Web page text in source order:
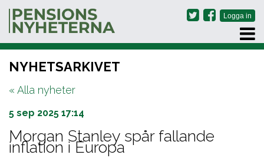
PRENUMERERA
ARKIV
OM OSS
KONTAKT
NYHETSARKIVET
« Alla nyheter
5 sep 2025 17:14
Morgan Stanley spår fallande
inflation i Europa